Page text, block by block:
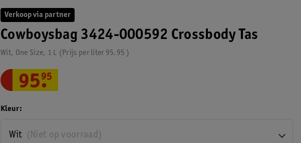
Verkoop via partner
Cowboysbag 3424-000592 Crossbody Tas
Wit, One Size, 1 L 95.95
Prijs per liter
95.
95
Kleur
(Niet op voorraad)
Wit